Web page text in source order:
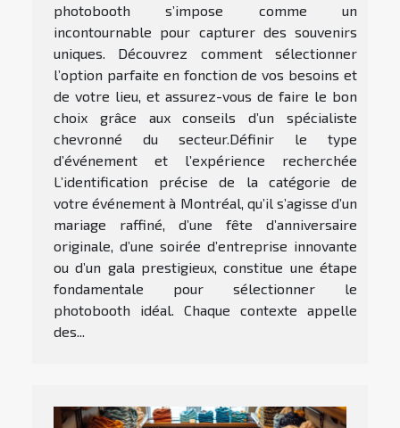
photobooth s’impose comme un
incontournable pour capturer des souvenirs
uniques. Découvrez comment sélectionner
l’option parfaite en fonction de vos besoins et
de votre lieu, et assurez-vous de faire le bon
choix grâce aux conseils d’un spécialiste
chevronné du secteur.Définir le type
d’événement et l’expérience recherchée
L’identification précise de la catégorie de
votre événement à Montréal, qu’il s’agisse d’un
mariage raffiné, d’une fête d’anniversaire
originale, d’une soirée d’entreprise innovante
ou d’un gala prestigieux, constitue une étape
fondamentale pour sélectionner le
photobooth idéal. Chaque contexte appelle
des...